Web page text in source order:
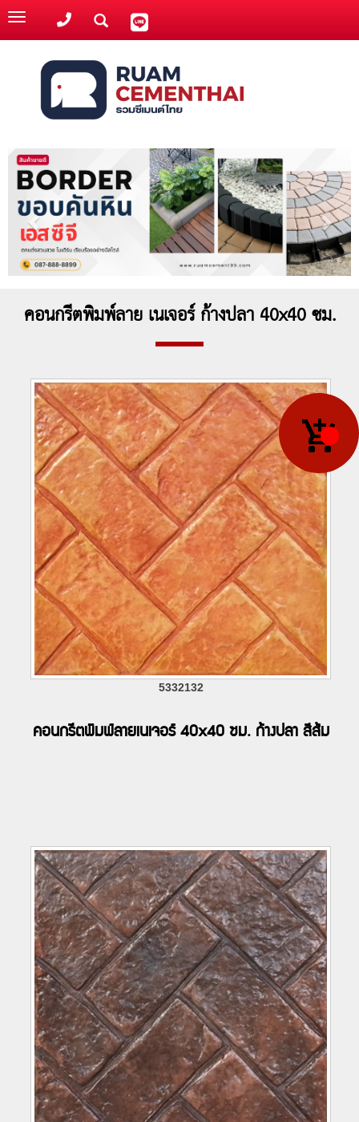
Toggle
navigation
คอนกรีตพิมพ์ลาย เนเจอร์ ก้างปลา 40x40 ซม.
5332132
คอนกรีตพิมพ์ลายเนเจอร์ 40x40 ซม. ก้างปลา สีส้ม